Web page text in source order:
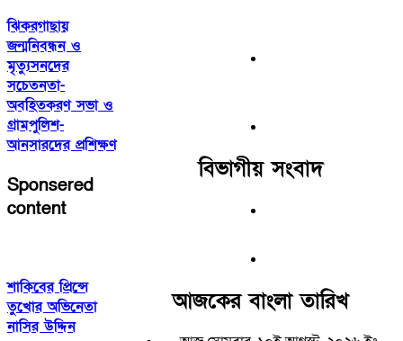
ঝিকরগাছায়
জন্মনিবন্ধন ও
মৃত্যুসনদের
সচেতনতা-
অবহিতকরণ সভা ও
গ্রামপুলিশ-
আনসারদের প্রশিক্ষণ
Sponsered
content
শাকিবের প্রিন্সে
তুখোর অভিনেতা
নাসির উদ্দিন
বিভাগীয় সংবাদ
আজকের বাংলা তারিখ